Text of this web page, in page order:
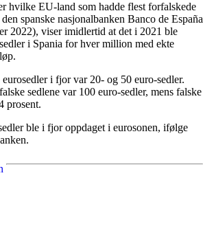
hvilke EU-land som hadde flest forfalskede
spanske nasjonalbanken Banco de España
2022), viser imidlertid at det i 2021 ble
i Spania for hver million med ekte
i fjor var 20- og 50 euro-sedler.
sedlene var 100 euro-sedler, mens falske
prosent.
ble i fjor oppdaget i eurosonen, ifølge